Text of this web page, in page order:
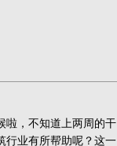
啦，不知道上两周的干
行业有所帮助呢？这一